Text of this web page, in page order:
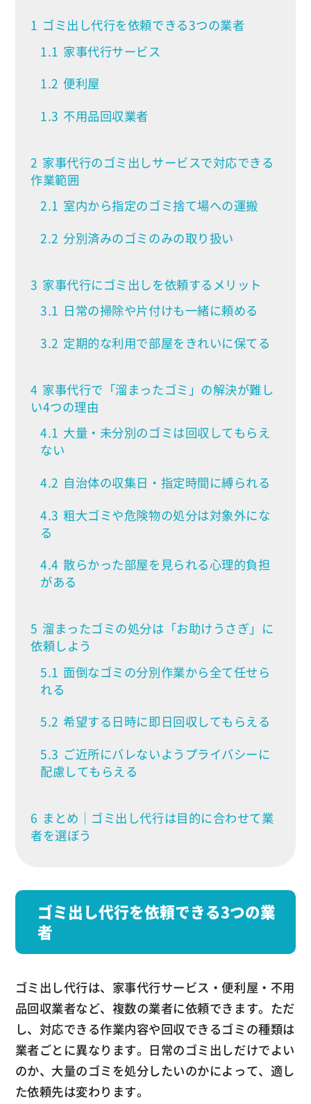
1 ゴミ出し代行を依頼できる3つの業者
1.1 家事代行サービス
1.2 便利屋
1.3 不用品回収業者
2 家事代行のゴミ出しサービスで対応できる
作業範囲
2.1 室内から指定のゴミ捨て場への運搬
2.2 分別済みのゴミのみの取り扱い
3 家事代行にゴミ出しを依頼するメリット
3.1 日常の掃除や片付けも一緒に頼める
3.2 定期的な利用で部屋をきれいに保てる
4 家事代行で「溜まったゴミ」の解決が難し
い4つの理由
4.1 大量・未分別のゴミは回収してもらえ
ない
4.2 自治体の収集日・指定時間に縛られる
4.3 粗大ゴミや危険物の処分は対象外にな
る
4.4 散らかった部屋を見られる心理的負担
がある
5 溜まったゴミの処分は「お助けうさぎ」に
依頼しよう
5.1 面倒なゴミの分別作業から全て任せら
れる
5.2 希望する日時に即日回収してもらえる
5.3 ご近所にバレないようプライバシーに
配慮してもらえる
6 まとめ｜ゴミ出し代行は目的に合わせて業
者を選ぼう
ゴミ出し代行を依頼できる3つの業
者
ゴミ出し代行は、家事代行サービス・便利屋・不用
品回収業者など、複数の業者に依頼できます。ただ
し、対応できる作業内容や回収できるゴミの種類は
業者ごとに異なります。日常のゴミ出しだけでよい
のか、大量のゴミを処分したいのかによって、適し
た依頼先は変わります。